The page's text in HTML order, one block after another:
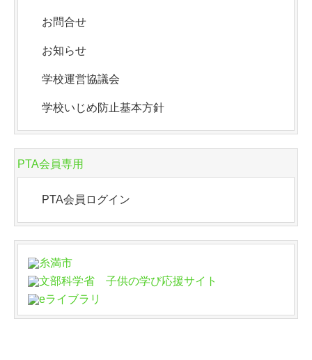
お問合せ
お知らせ
学校運営協議会
学校いじめ防止基本方針
PTA会員専用
PTA会員ログイン